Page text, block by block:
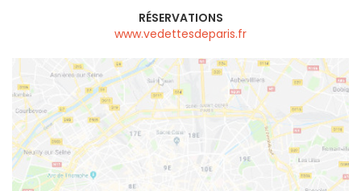
RÉSERVATIONS
www.vedettesdeparis.fr